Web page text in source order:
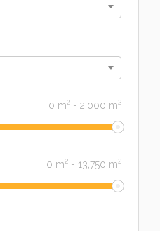
0 m2 - 2,000 m2
0 m2 - 13,750 m2